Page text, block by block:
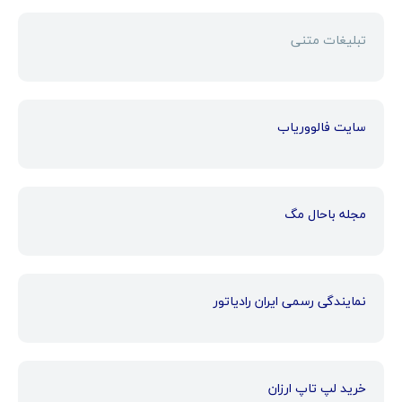
تبلیغات متنی
سایت فالووریاب
مجله باحال مگ
نمایندگی رسمی ایران رادیاتور
خرید لپ تاپ ارزان